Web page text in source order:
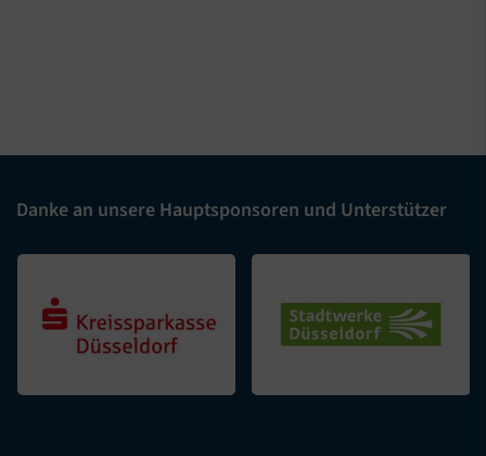
Danke an unsere Hauptsponsoren und Unterstützer